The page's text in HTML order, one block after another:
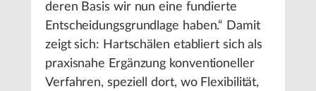
deren Basis wir nun eine fundierte
Entscheidungsgrundlage haben.“ Damit
zeigt sich: Hartschälen etabliert sich als
praxisnahe Ergänzung konventioneller
Verfahren, speziell dort, wo Flexibilität,